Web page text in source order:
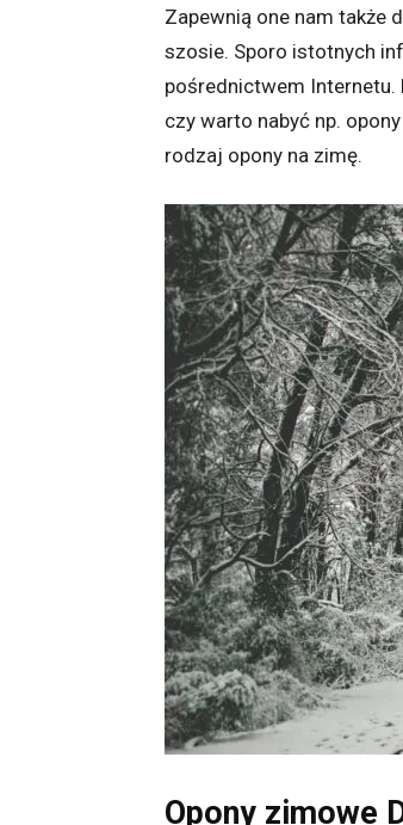
Zapewnią one nam także
szosie. Sporo istotnych
pośrednictwem Internetu.
czy warto nabyć np.
rodzaj opony na zimę.
Opony zimowe